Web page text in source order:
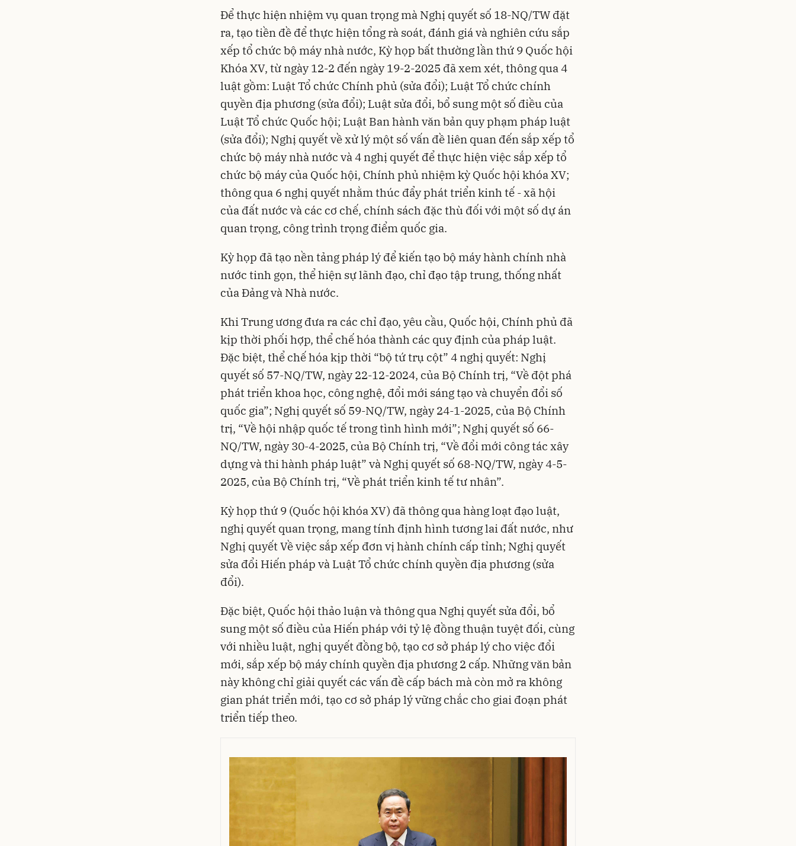
Để thực hiện nhiệm vụ quan trọng mà Nghị quyết số 18-NQ/TW đặt
ra, tạo tiền đề để thực hiện tổng rà soát, đánh giá và nghiên cứu sắp
xếp tổ chức bộ máy nhà nước, Kỳ họp bất thường lần thứ 9 Quốc hội
Khóa XV, từ ngày 12-2 đến ngày 19-2-2025 đã xem xét, thông qua 4
luật gồm: Luật Tổ chức Chính phủ (sửa đổi); Luật Tổ chức chính
quyền địa phương (sửa đổi); Luật sửa đổi, bổ sung một số điều của
Luật Tổ chức Quốc hội; Luật Ban hành văn bản quy phạm pháp luật
(sửa đổi); Nghị quyết về xử lý một số vấn đề liên quan đến sắp xếp tổ
chức bộ máy nhà nước và 4 nghị quyết để thực hiện việc sắp xếp tổ
chức bộ máy của Quốc hội, Chính phủ nhiệm kỳ Quốc hội khóa XV;
thông qua 6 nghị quyết nhằm thúc đẩy phát triển kinh tế - xã hội
của đất nước và các cơ chế, chính sách đặc thù đối với một số dự án
quan trọng, công trình trọng điểm quốc gia.
Kỳ họp đã tạo nền tảng pháp lý để kiến tạo bộ máy hành chính nhà
nước tinh gọn, thể hiện sự lãnh đạo, chỉ đạo tập trung, thống nhất
của Đảng và Nhà nước.
Khi Trung ương đưa ra các chỉ đạo, yêu cầu, Quốc hội, Chính phủ đã
kịp thời phối hợp, thể chế hóa thành các quy định của pháp luật.
Đặc biệt, thể chế hóa kịp thời “bộ tứ trụ cột” 4 nghị quyết: Nghị
quyết số 57-NQ/TW, ngày 22-12-2024, của Bộ Chính trị, “Về đột phá
phát triển khoa học, công nghệ, đổi mới sáng tạo và chuyển đổi số
quốc gia”; Nghị quyết số 59-NQ/TW, ngày 24-1-2025, của Bộ Chính
trị, “Về hội nhập quốc tế trong tình hình mới”; Nghị quyết số 66-
NQ/TW, ngày 30-4-2025, của Bộ Chính trị, “Về đổi mới công tác xây
dựng và thi hành pháp luật” và Nghị quyết số 68-NQ/TW, ngày 4-5-
2025, của Bộ Chính trị, “Về phát triển kinh tế tư nhân”.
Kỳ họp thứ 9 (Quốc hội khóa XV) đã thông qua hàng loạt đạo luật,
nghị quyết quan trọng, mang tính định hình tương lai đất nước, như
Nghị quyết Về việc sắp xếp đơn vị hành chính cấp tỉnh; Nghị quyết
sửa đổi Hiến pháp và Luật Tổ chức chính quyền địa phương (sửa
đổi).
Đặc biệt, Quốc hội thảo luận và thông qua Nghị quyết sửa đổi, bổ
sung một số điều của Hiến pháp với tỷ lệ đồng thuận tuyệt đối, cùng
với nhiều luật, nghị quyết đồng bộ, tạo cơ sở pháp lý cho việc đổi
mới, sắp xếp bộ máy chính quyền địa phương 2 cấp. Những văn bản
này không chỉ giải quyết các vấn đề cấp bách mà còn mở ra không
gian phát triển mới, tạo cơ sở pháp lý vững chắc cho giai đoạn phát
triển tiếp theo.